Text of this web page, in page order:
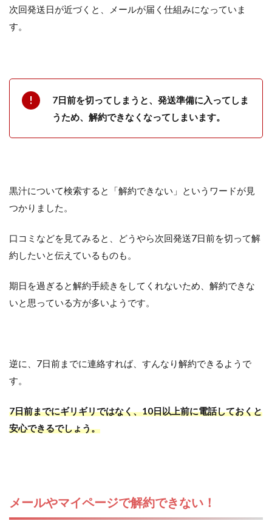
次回発送日が近づくと、メールが届く仕組みになっていま
す。
7日前を切ってしまうと、発送準備に入ってしま
うため、解約できなくなってしまいます。
黒汁について検索すると「解約できない」というワードが見
つかりました。
口コミなどを見てみると、どうやら次回発送7日前を切って解
約したいと伝えているものも。
期日を過ぎると解約手続きをしてくれないため、解約できな
いと思っている方が多いようです。
逆に、7日前までに連絡すれば、すんなり解約できるようで
す。
7日前までにギリギリではなく、10日以上前に電話しておくと
安心できるでしょう。
メールやマイページで解約できない！